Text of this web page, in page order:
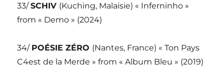
33/SCHIV (Kuching, Malaisie) « Inferninho »
from « Demo » (2024)
34/ POÉSIE ZÉRO (Nantes, France) « Ton Pays
C4est de la Merde » from « Album Bleu » (2019)